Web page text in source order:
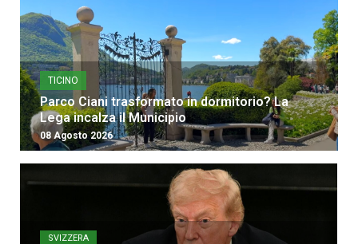
TICINO
Parco Ciani trasformato in dormitorio? La
Lega incalza il Municipio
08 Agosto 2026
SVIZZERA